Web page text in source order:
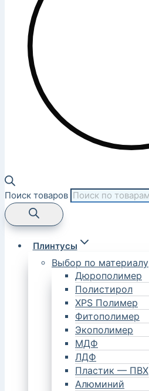
Поиск товаров
Плинтусы
Выбор по материалу
Дюрополимер
Полистирол
XPS Полимер
Фитополимер
Экополимер
МДФ
ЛДФ
Пластик — ПВХ
Алюминий